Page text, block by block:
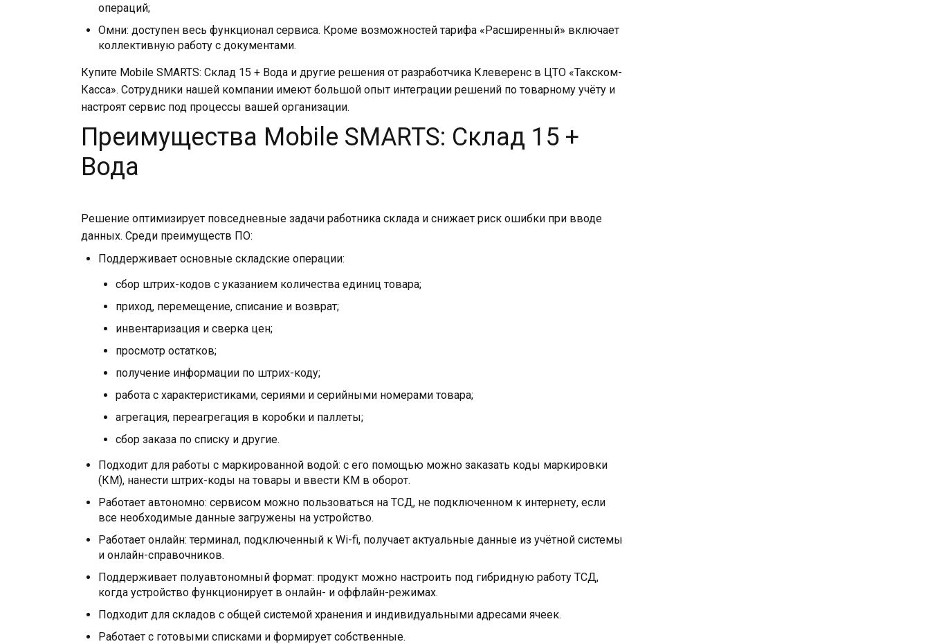
операций;
Омни: доступен весь функционал сервиса. Кроме возможностей тарифа «Расширенный» включает
коллективную работу с документами.
Купите Mobile SMARTS: Склад 15 + Вода и другие решения от разработчика Клеверенс в ЦТО «Такском-
Касса». Сотрудники нашей компании имеют большой опыт интеграции решений по товарному учёту и
настроят сервис под процессы вашей организации.
Преимущества Mobile SMARTS: Склад 15 +
Вода
Решение оптимизирует повседневные задачи работника склада и снижает риск ошибки при вводе
данных. Среди преимуществ ПО:
Поддерживает основные складские операции:
сбор штрих-кодов с указанием количества единиц товара;
приход, перемещение, списание и возврат;
инвентаризация и сверка цен;
просмотр остатков;
получение информации по штрих-коду;
работа с характеристиками, сериями и серийными номерами товара;
агрегация, переагрегация в коробки и паллеты;
сбор заказа по списку и другие.
Подходит для работы с маркированной водой: с его помощью можно заказать коды маркировки
(КМ), нанести штрих-коды на товары и ввести КМ в оборот.
Работает автономно: сервисом можно пользоваться на ТСД, не подключенном к интернету, если
все необходимые данные загружены на устройство.
Работает онлайн: терминал, подключенный к Wi-fi, получает актуальные данные из учётной системы
и онлайн-справочников.
Поддерживает полуавтономный формат: продукт можно настроить под гибридную работу ТСД,
когда устройство функционирует в онлайн- и оффлайн-режимах.
Подходит для складов с общей системой хранения и индивидуальными адресами ячеек.
Работает с готовыми списками и формирует собственные.